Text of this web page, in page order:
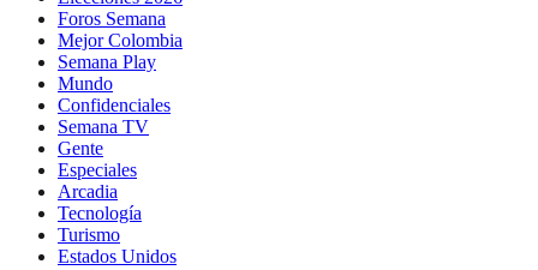
Foros Semana
Mejor Colombia
Semana Play
Mundo
Confidenciales
Semana TV
Gente
Especiales
Arcadia
Tecnología
Turismo
Estados Unidos